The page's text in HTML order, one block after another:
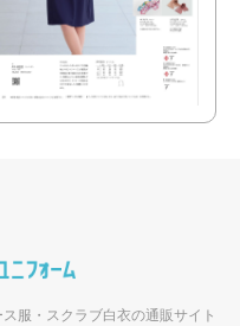
服・スクラブ白衣の通販サイト